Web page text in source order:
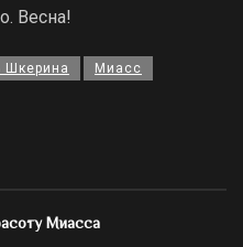
Весна!
Шкерина Миасс
Миасса